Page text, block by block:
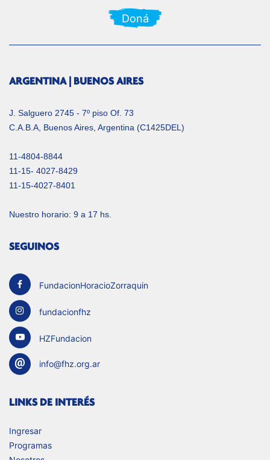
Doná
ARGENTINA | BUENOS AIRES
J. Salguero 2745 - 7º piso Of. 73
C.A.B.A, Buenos Aires, Argentina (C1425DEL)
11-4804-8844
11-15- 4027-8429
11-15-4027-8401
Nuestro horario: 9 a 17 hs.
SEGUINOS
FundacionHoracioZorraquin
fundacionfhz
HZFundacion
info@fhz.org.ar
LINKS DE INTERÉS
Ingresar
Programas